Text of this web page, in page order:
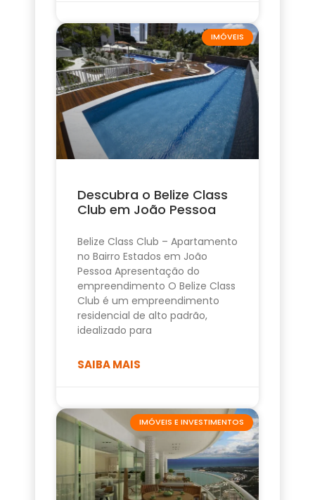
IMÓVEIS
Descubra o Belize Class
Club em João Pessoa
Belize Class Club – Apartamento
no Bairro Estados em João
Pessoa Apresentação do
empreendimento O Belize Class
Club é um empreendimento
residencial de alto padrão,
idealizado para
SAIBA MAIS
IMÓVEIS E INVESTIMENTOS